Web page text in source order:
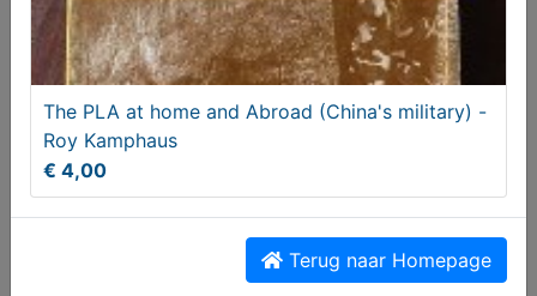
Mijn reis naar Chaplin - Patrick Roth
The PLA at home and Abroad (China's military) -
Roy Kamphaus
€ 4,00
Terug naar Homepage